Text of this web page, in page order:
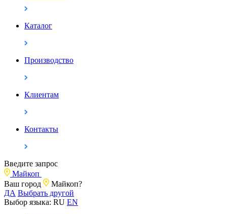
Каталог
Производство
Клиентам
Контакты
Введите запрос
Майкоп
Ваш город
Майкоп?
ДА Выбрать другой
Выбор языка: RU EN